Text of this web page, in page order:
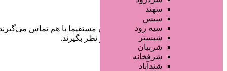
سهند
سیس
سیه رود
شبستر
شربیان
شرفخانه
شندآباد
در سایت تبلیغاتی مرکز زیبایی کاربران مستقیما با هم تماس
خودشان جنبه‌های مختلف امنیتی را در نظر بگیرند.